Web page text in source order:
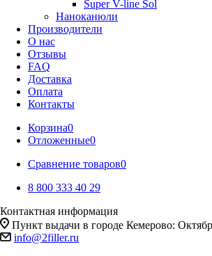
Super V-line Sol
Наноканюли
Производители
О нас
Отзывы
FAQ
Доставка
Оплата
Контакты
Корзина0
Отложенные0
Сравнение товаров0
8 800 333 40 29
Контактная информация
Пункт выдачи в городе Кемерово:
info@2filler.ru